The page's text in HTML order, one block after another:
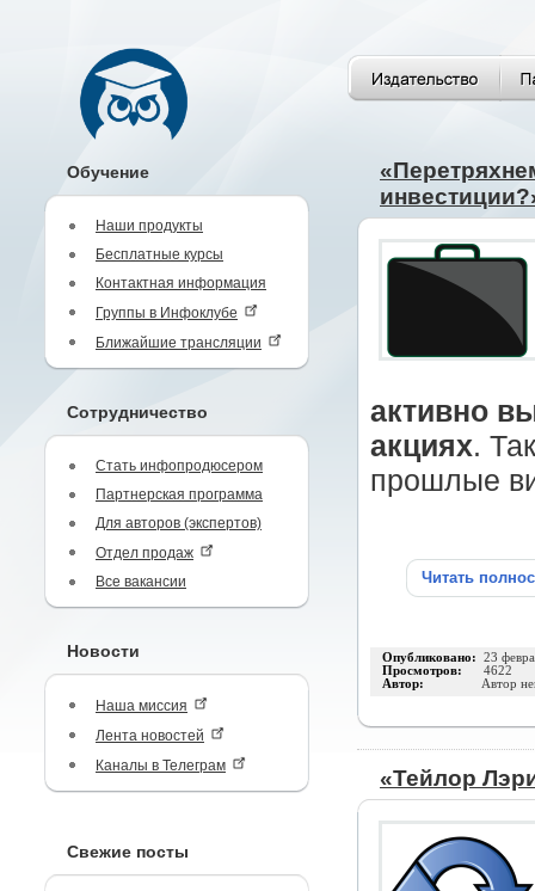
Обучение
Наши продукты
Бесплатные курсы
Контактная информация
Группы в Инфоклубе
Ближайшие трансляции
Сотрудничество
Стать инфопродюсером
Партнерская программа
Для авторов (экспертов)
Отдел продаж
Все вакансии
Новости
Наша миссия
Лента новостей
Каналы в Телеграм
Свежие посты
активно
акциях.
прошлые
Читать
Опубликовано: 23
Просмотров: 4622
Автор: Автор
«Тейлор